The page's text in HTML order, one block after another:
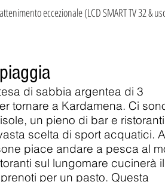
eccezionale (LCD SMART TV 32 &
di sabbia argentea di 3
tornare a Kardamena. Ci
un pieno di bar e
scelta di sport acquatici.
piace andare a pesca al
sul lungomare cucinerà il
per un pasto. Questa